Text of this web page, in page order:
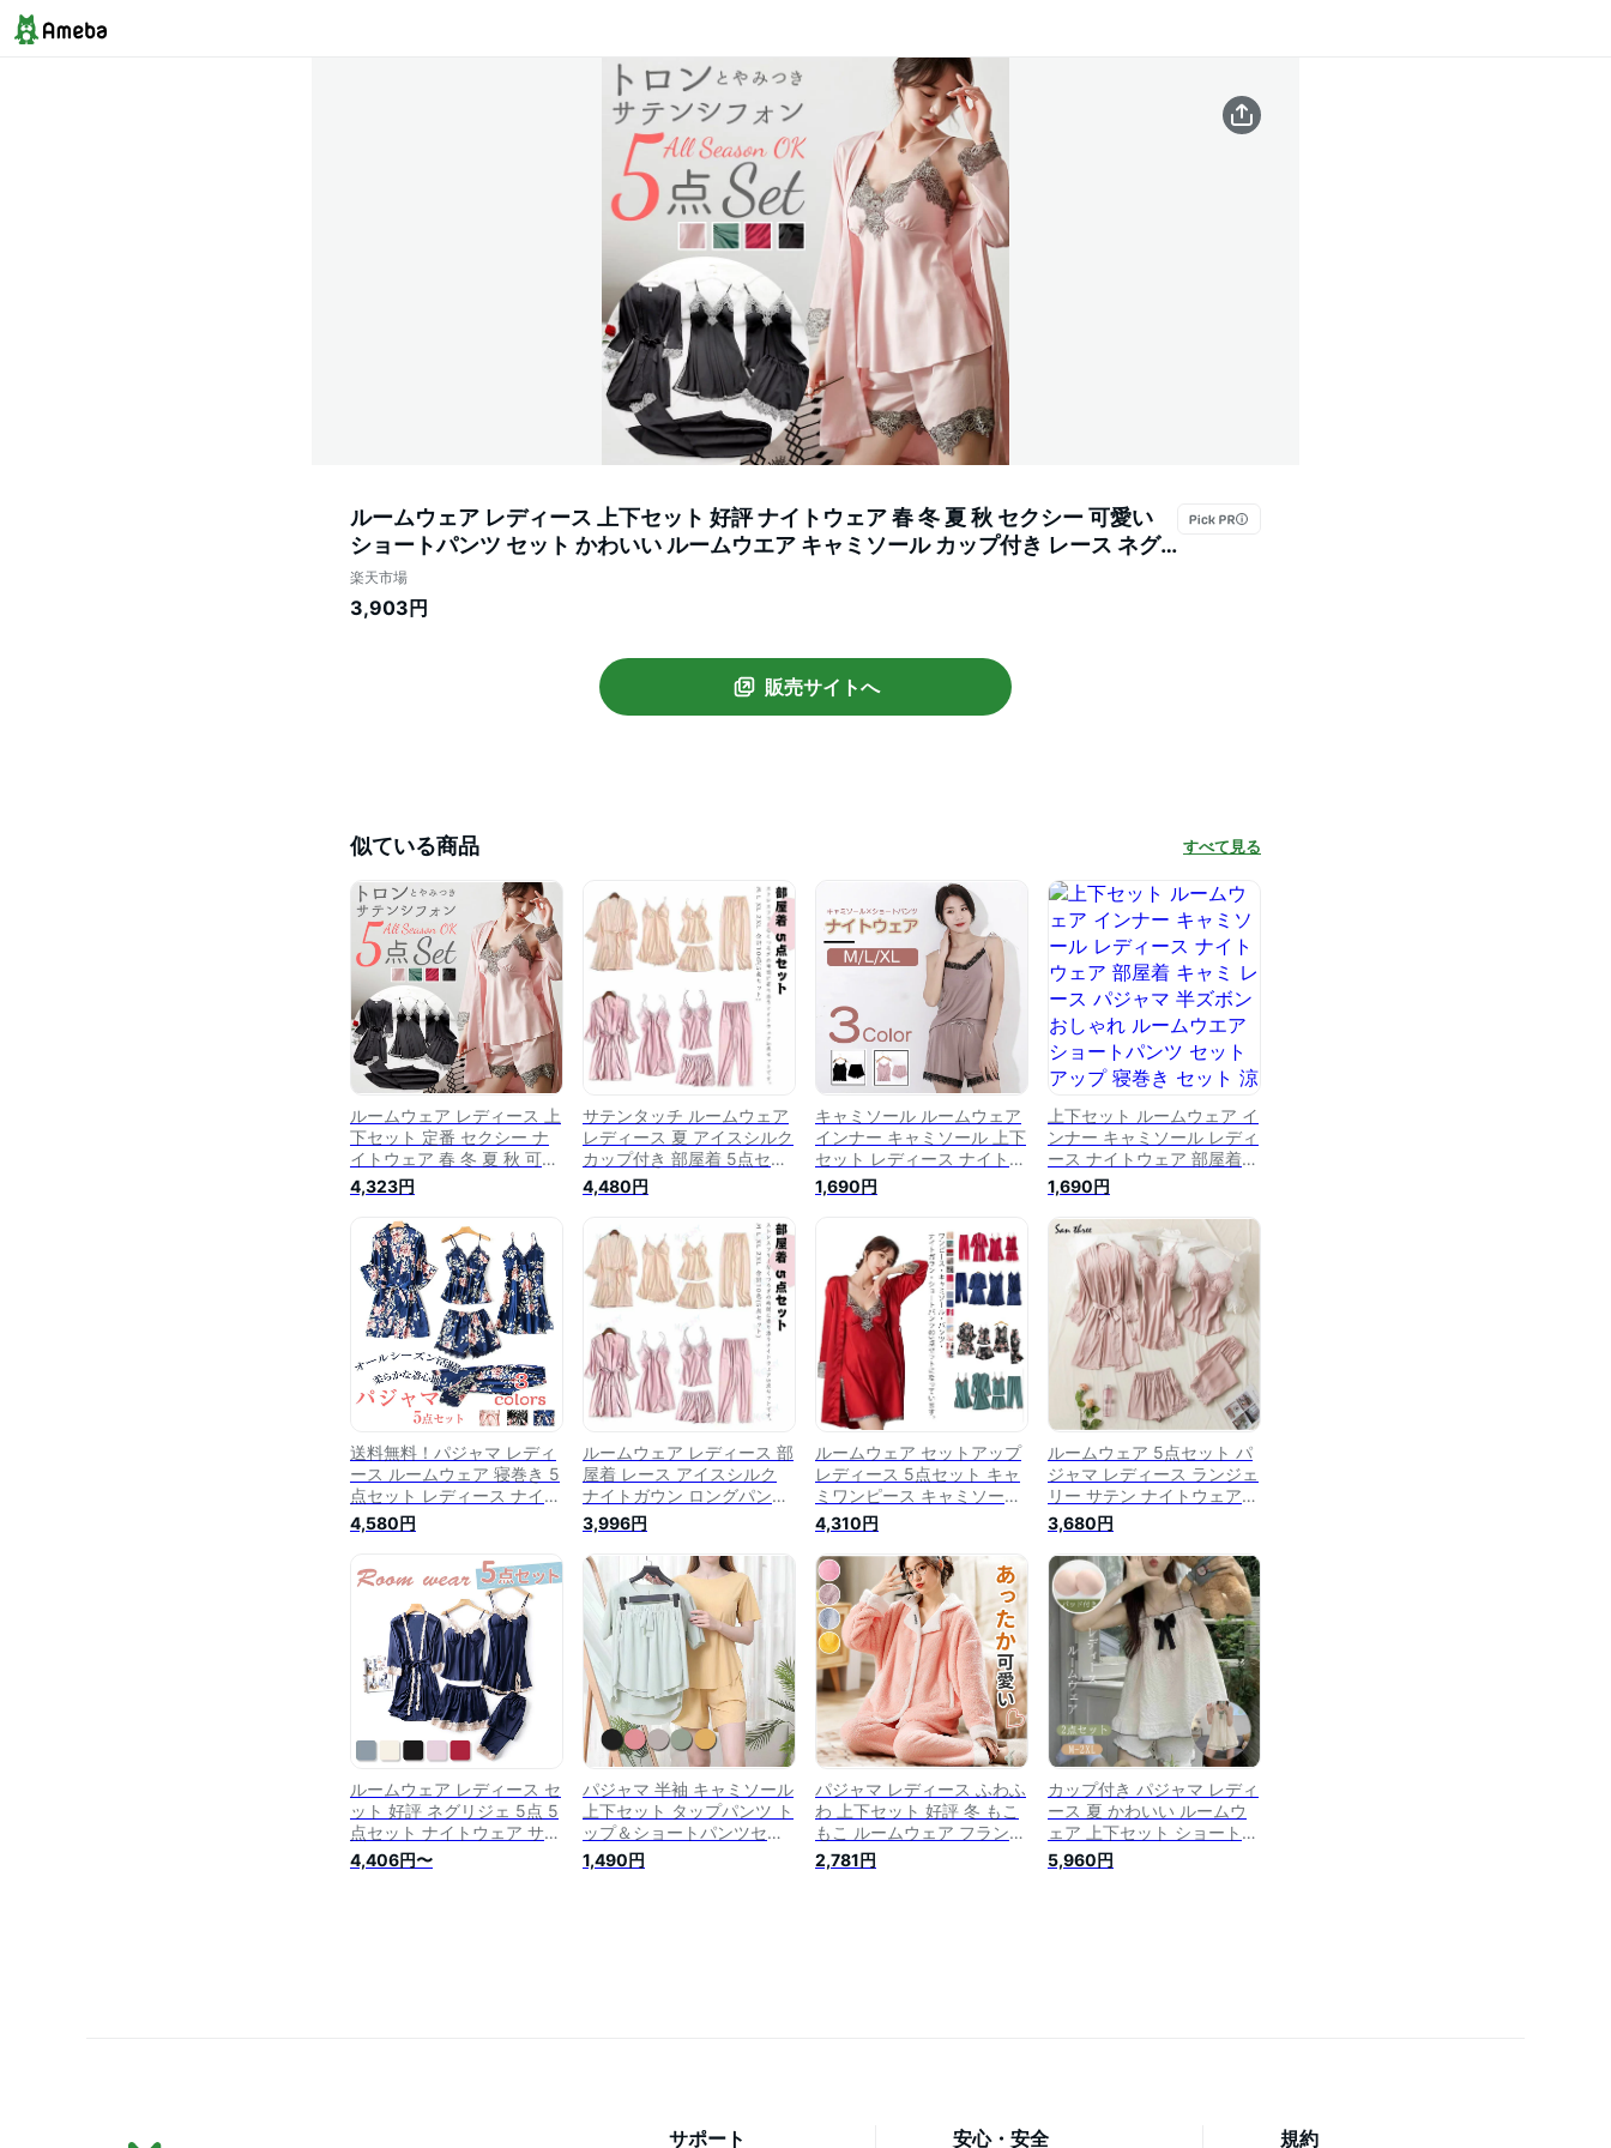
ルームウェア レディース 上下セット 好評 ナイトウェア 春 冬 夏 秋 セクシー 可愛い
ショートパンツ セット かわいい ルームウエア キャミソール カップ付き レース ネグ
リジェ 部屋着 セットアップ 5点セット パジャマ 寝巻き おしゃれ パンツ ナイトガウ
ン
楽天市場
3,903円
販売サイトへ
似ている商品 すべて見る
ルームウェア レディース 上
下セット 定番 セクシー ナ
イトウェア 春 冬 夏 秋 可愛
い ショートパンツ セット
かわいい ルームウエア キャ
ミソール カップ付き レース
ネグリジェ 部屋着 セットア
ップ 5点セット パジャマ 寝
巻き おしゃれ パンツ ナイ
トガウン
4,323円
サテンタッチ ルームウェア
レディース 夏 アイスシルク
カップ付き 部屋着 5点セッ
ト パジャマ キャミソール
ナイトガウン ショートパン
ツ ロングパンツ ワンピース
ランジェリー セット ナイト
ウェア レース Vネック 上下
セット セクシー かわいい
4,480円
キャミソール ルームウェア
インナー キャミソール 上下
セット レディース ナイトウ
ェア 部屋着 キャミ レース
パジャマ 半ズボン おしゃれ
ツ セットアップ 寝巻き セ
ット 涼しい かわいい セク
シー 春 夏 送料無料
1,690円
上下セット ルームウェア イ
ンナー キャミソール レディ
ース ナイトウェア 部屋着
キャミ レース パジャマ 半
ズボン おしゃれ ルームウエ
ア ショートパンツ セットア
ップ 寝巻き セット 涼しい
かわいい セクシー 春 夏 送
料無料
1,690円
送料無料！パジャマ レディ
ース ルームウェア 寝巻き 5
点セット レディース ナイト
ウェア ルームワンピース 部
屋着 可愛い 長袖 ガウン キ
ャミソール ロングパンツ シ
ョートパンツ セットアップ
上下セット 花柄 レース セ
クシー 秋 春 夏
4,580円
ルームウェア レディース 部
屋着 レース アイスシルク
ナイトガウン ロングパンツ
5点セット パジャマ キャミ
ソール ワンピース ショート
パンツ サテンタッチ カップ
付き ランジェリー 5点セッ
ト ナイトウェア セット Vネ
ック 上下セット 夏
3,996円
ルームウェア セットアップ
レディース 5点セット キャ
ミワンピース キャミソール
ナイトガウン ショートパン
ツ ズボン パジャマ 寝巻き
部屋着 サテン パッド付き
春 夏 秋 フェミニン セクシ
ー
4,310円
ルームウェア 5点セット パ
ジャマ レディース ランジェ
リー サテン ナイトウェア
パッド付き キャミソール シ
ョートパンツ 上下セット パ
ンツ ワンピース ガウンセッ
ト レース セクシー ナイト
ガウン ロングガウン 可愛い
部屋着 San three
3,680円
ルームウェア レディース セ
ット 好評 ネグリジェ 5点 5
点セット ナイトウェア サテ
ン 上下セット ガウン キャ
ミソール ショートパンツ パ
4,406円〜
パジャマ 半袖 キャミソール
上下セット タップパンツ ト
ップ＆ショートパンツセッ
ト 婦人服 肌着 部屋着 リブ
柔らかい おしゃれ 大人用
1,490円
パジャマ レディース ふわふ
わ 上下セット 好評 冬 もこ
もこ ルームウェア フランネ
ル 前開き パンツ 長袖 長ズ
ボン 2点セット セットアッ
2,781円
カップ付き パジャマ レディ
ース 夏 かわいい ルームウ
ェア 上下セット ショートパ
ンツ キャミソール 柔らか
通気性 寝間着 部屋着 ナイ
5,960円
サポート 安心・安全 規約